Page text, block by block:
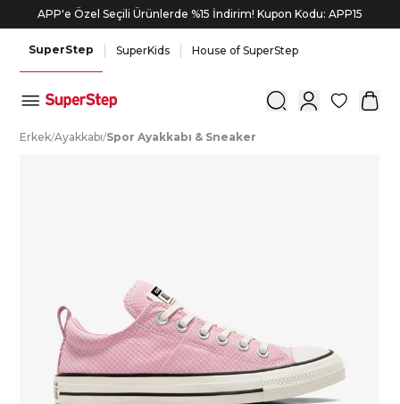
APP'e Özel Seçili Ürünlerde %15 İndirim! Kupon Kodu: APP15
SuperStep SuperKids House of SuperStep
0
Erkek/Ayakkabı/Spor Ayakkabı & Sneaker